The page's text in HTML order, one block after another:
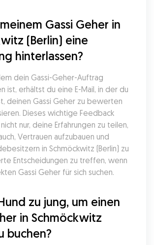
Gassi Geher in
(Berlin) eine
hinterlassen?
dein Gassi-Geher-Auftrag
ist, erhältst du eine E-Mail, in der du
deinen Gassi Geher zu bewerten
Dieses wichtige Feedback
nur, deine Erfahrungen zu teilen,
Vertrauen aufzubauen und
in Schmöckwitz (Berlin) zu
Entscheidungen zu treffen, wenn
Gassi Geher für sich suchen.
zu jung, um einen
in Schmöckwitz
buchen?